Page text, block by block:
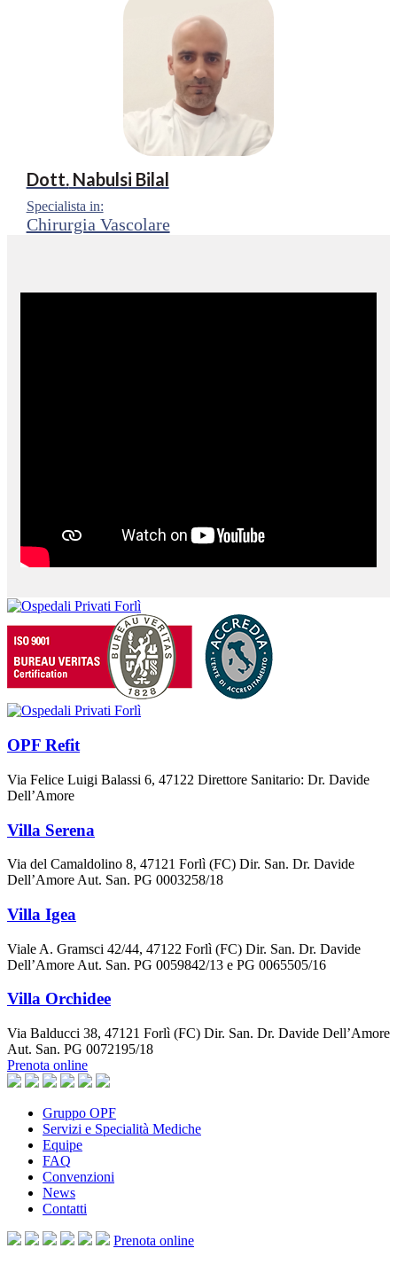
Dott.Nabulsi Bilal
Specialista in:
Chirurgia Vascolare
OPF Refit
Via Felice Luigi Balassi 6, 47122 Direttore Sanitario: Dr. Davide
Dell’Amore
Villa Serena
Via del Camaldolino 8, 47121 Forlì (FC) Dir. San. Dr. Davide
Dell’Amore Aut. San. PG 0003258/18
Villa Igea
Viale A. Gramsci 42/44, 47122 Forlì (FC) Dir. San. Dr. Davide
Dell’Amore Aut. San. PG 0059842/13 e PG 0065505/16
Villa Orchidee
Via Balducci 38, 47121 Forlì (FC) Dir. San. Dr. Davide Dell’Amore
Aut. San. PG 0072195/18
Prenota online
Gruppo OPF
Servizi e Specialità Mediche
Equipe
FAQ
Convenzioni
News
Contatti
Prenota online